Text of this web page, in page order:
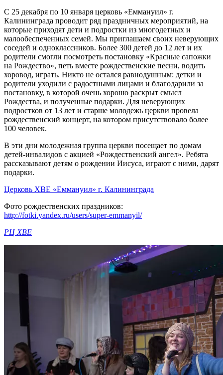
С 25 декабря по 10 января церковь «Еммануил» г.
Калининграда проводит ряд праздничных мероприятий, на
которые приходят дети и подростки из многодетных и
малообеспеченных семей. Мы приглашаем своих неверующих
соседей и одноклассников. Более 300 детей до 12 лет и их
родители смогли посмотреть постановку «Красные сапожки
на Рождество», петь вместе рождественские песни, водить
хоровод, играть. Никто не остался равнодушным: детки и
родители уходили с радостными лицами и благодарили за
постановку, в которой очень хорошо раскрыт смысл
Рождества, и полученные подарки. Для неверующих
подростков от 13 лет и старше молодежь церкви провела
рождественский концерт, на котором присутствовало более
100 человек.
В эти дни молодежная группа церкви посещает по домам
детей-инвалидов с акцией «Рождественский ангел». Ребята
рассказывают детям о рождении Иисуса, играют с ними, дарят
подарки.
Церковь ХВЕ «Еммануил» г. Калининграда
Фото рождественских праздников:
http://fotki.yandex.ru/users/super-emmanyil/
РЦ ХВЕ